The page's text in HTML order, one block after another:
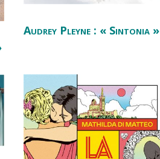
Audrey Pleyne : « Sintonia »